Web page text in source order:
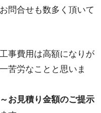
問合せも数多く頂いて
事費用は高額になりが
苦労なことと思いま
お見積り金額のご提示